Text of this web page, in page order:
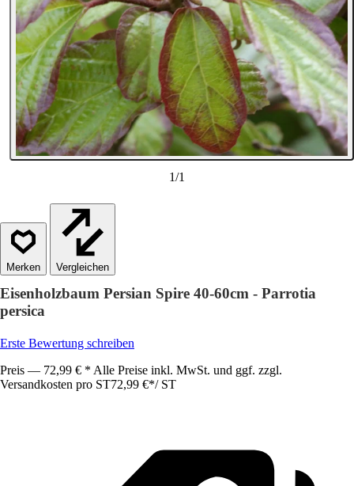
1/1
Vergleichen
Eisenholzbaum Persian Spire 40-60cm - Parrotia
persica
Erste Bewertung schreiben
Preis — 72,99 € * Alle Preise inkl. MwSt. und ggf. zzgl.
Versandkosten pro ST72,99 €*/ ST